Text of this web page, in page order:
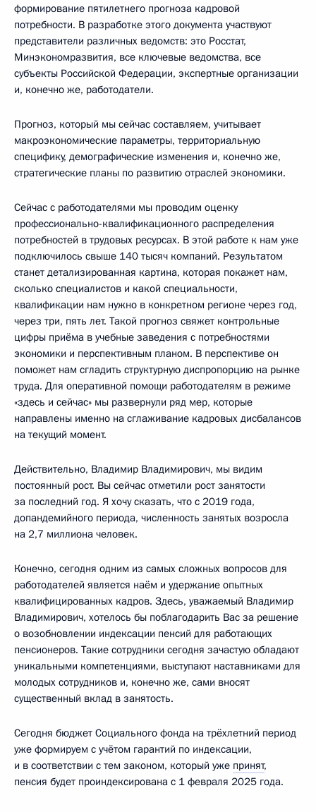
формирование пятилетнего прогноза кадровой
потребности. В разработке этого документа участвуют
представители различных ведомств: это Росстат,
Минэкономразвития, все ключевые ведомства, все
субъекты Российской Федерации, экспертные организации
и, конечно же, работодатели.
Прогноз, который мы сейчас составляем, учитывает
макроэкономические параметры, территориальную
специфику, демографические изменения и, конечно же,
стратегические планы по развитию отраслей экономики.
Сейчас с работодателями мы проводим оценку
профессионально-квалификационного распределения
потребностей в трудовых ресурсах. В этой работе к нам уже
подключилось свыше 140 тысяч компаний. Результатом
станет детализированная картина, которая покажет нам,
сколько специалистов и какой специальности,
квалификации нам нужно в конкретном регионе через год,
через три, пять лет. Такой прогноз свяжет контрольные
цифры приёма в учебные заведения с потребностями
экономики и перспективным планом. В перспективе он
поможет нам сгладить структурную диспропорцию на рынке
труда. Для оперативной помощи работодателям в режиме
«здесь и сейчас» мы развернули ряд мер, которые
направлены именно на сглаживание кадровых дисбалансов
на текущий момент.
Действительно, Владимир Владимирович, мы видим
постоянный рост. Вы сейчас отметили рост занятости
за последний год. Я хочу сказать, что с 2019 года,
допандемийного периода, численность занятых возросла
на 2,7 миллиона человек.
Конечно, сегодня одним из самых сложных вопросов для
работодателей является наём и удержание опытных
квалифицированных кадров. Здесь, уважаемый Владимир
Владимирович, хотелось бы поблагодарить Вас за решение
о возобновлении индексации пенсий для работающих
пенсионеров. Такие сотрудники сегодня зачастую обладают
уникальными компетенциями, выступают наставниками для
молодых сотрудников и, конечно же, сами вносят
существенный вклад в занятость.
Сегодня бюджет Социального фонда на трёхлетний период
уже формируем с учётом гарантий по индексации,
и в соответствии с тем законом, который уже принят,
пенсия будет проиндексирована с 1 февраля 2025 года.